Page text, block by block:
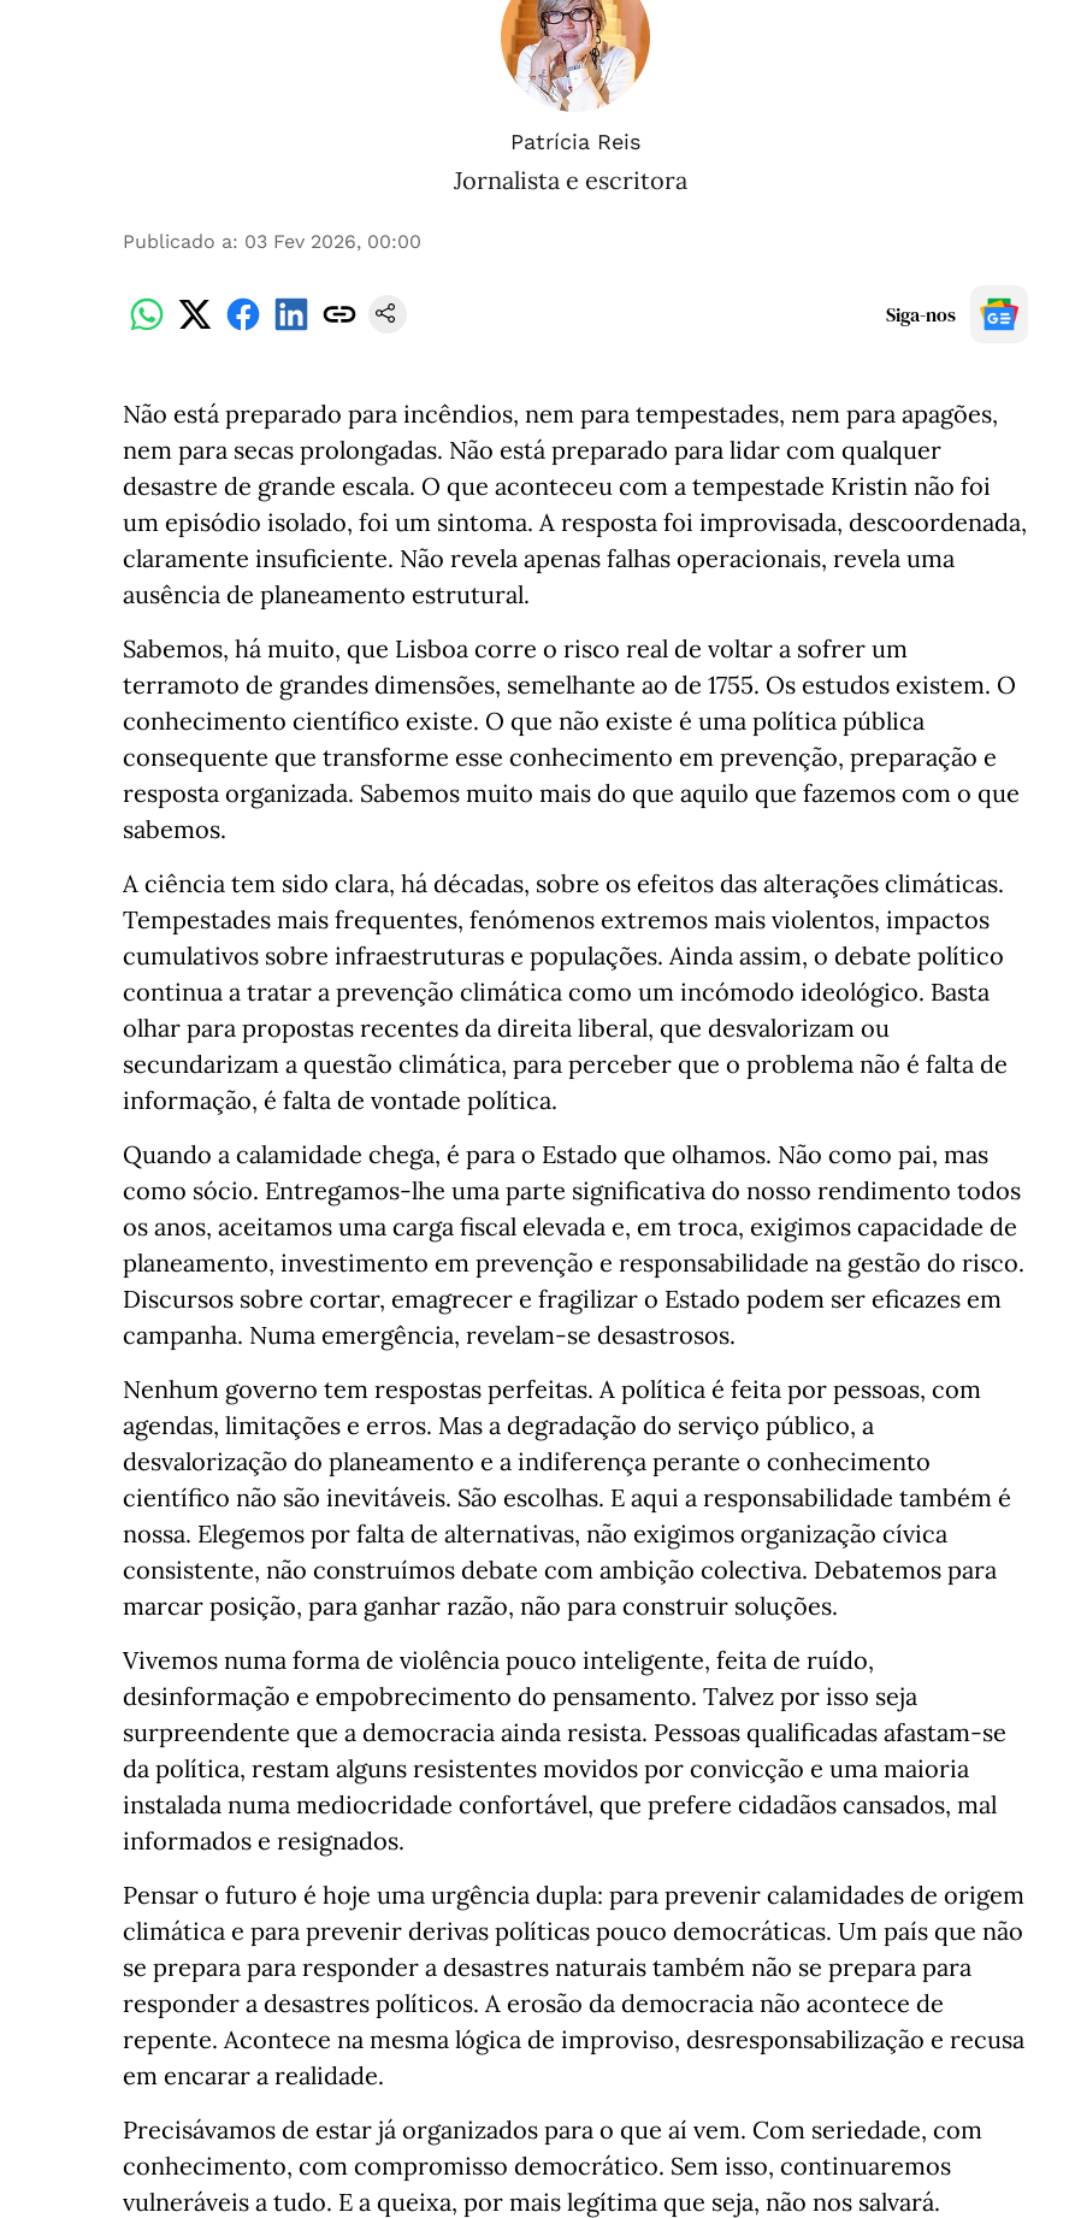
Patrícia Reis
Jornalista e escritora
Publicado a: 03 Fev 2026, 00:00
Siga-nos
Não está preparado para incêndios, nem para tempestades, nem para apagões,
nem para secas prolongadas. Não está preparado para lidar com qualquer
desastre de grande escala. O que aconteceu com a tempestade Kristin não foi
um episódio isolado, foi um sintoma. A resposta foi improvisada, descoordenada,
claramente insuficiente. Não revela apenas falhas operacionais, revela uma
ausência de planeamento estrutural.
Sabemos, há muito, que Lisboa corre o risco real de voltar a sofrer um
terramoto de grandes dimensões, semelhante ao de 1755. Os estudos existem. O
conhecimento científico existe. O que não existe é uma política pública
consequente que transforme esse conhecimento em prevenção, preparação e
resposta organizada. Sabemos muito mais do que aquilo que fazemos com o que
sabemos.
A ciência tem sido clara, há décadas, sobre os efeitos das alterações climáticas.
Tempestades mais frequentes, fenómenos extremos mais violentos, impactos
cumulativos sobre infraestruturas e populações. Ainda assim, o debate político
continua a tratar a prevenção climática como um incómodo ideológico. Basta
olhar para propostas recentes da direita liberal, que desvalorizam ou
secundarizam a questão climática, para perceber que o problema não é falta de
informação, é falta de vontade política.
Quando a calamidade chega, é para o Estado que olhamos. Não como pai, mas
como sócio. Entregamos-lhe uma parte significativa do nosso rendimento todos
os anos, aceitamos uma carga fiscal elevada e, em troca, exigimos capacidade de
planeamento, investimento em prevenção e responsabilidade na gestão do risco.
Discursos sobre cortar, emagrecer e fragilizar o Estado podem ser eficazes em
campanha. Numa emergência, revelam-se desastrosos.
Nenhum governo tem respostas perfeitas. A política é feita por pessoas, com
agendas, limitações e erros. Mas a degradação do serviço público, a
desvalorização do planeamento e a indiferença perante o conhecimento
científico não são inevitáveis. São escolhas. E aqui a responsabilidade também é
nossa. Elegemos por falta de alternativas, não exigimos organização cívica
consistente, não construímos debate com ambição colectiva. Debatemos para
marcar posição, para ganhar razão, não para construir soluções.
Vivemos numa forma de violência pouco inteligente, feita de ruído,
desinformação e empobrecimento do pensamento. Talvez por isso seja
surpreendente que a democracia ainda resista. Pessoas qualificadas afastam-se
da política, restam alguns resistentes movidos por convicção e uma maioria
instalada numa mediocridade confortável, que prefere cidadãos cansados, mal
informados e resignados.
Pensar o futuro é hoje uma urgência dupla: para prevenir calamidades de origem
climática e para prevenir derivas políticas pouco democráticas. Um país que não
se prepara para responder a desastres naturais também não se prepara para
responder a desastres políticos. A erosão da democracia não acontece de
repente. Acontece na mesma lógica de improviso, desresponsabilização e recusa
em encarar a realidade.
Precisávamos de estar já organizados para o que aí vem. Com seriedade, com
conhecimento, com compromisso democrático. Sem isso, continuaremos
vulneráveis a tudo. E a queixa, por mais legítima que seja, não nos salvará.